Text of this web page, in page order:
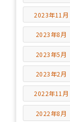
2023年11月
2023年8月
2023年5月
2023年2月
2022年11月
2022年8月